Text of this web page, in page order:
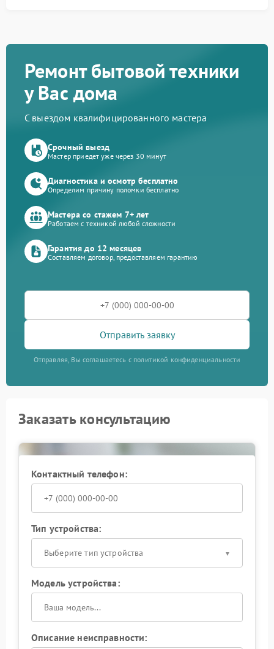
Ремонт бытовой техники
у Вас дома
С выездом квалифицированного мастера
Срочный выезд
Мастер приедет уже через 30 минут
Диагностика и осмотр бесплатно
Определим причину поломки бесплатно
Мастера со стажем 7+ лет
Работаем с техникой любой сложности
Гарантия до 12 месяцев
Составляем договор, предоставляем гарантию
Отправить заявку
Отправляя, Вы соглашаетесь с политикой конфиденциальности
Заказать консультацию
Контактный телефон:
Тип устройства:
Выберите тип устройства
Модель устройства:
Описание неисправности: